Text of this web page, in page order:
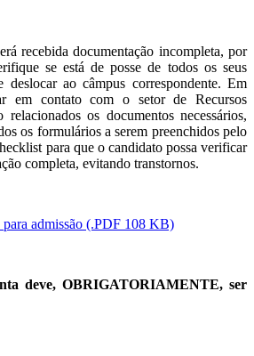
recebida documentação incompleta, por
se está de posse de todos os seus
deslocar ao câmpus correspondente. Em
em contato com o setor de Recursos
os documentos necessários,
os formulários a serem preenchidos pelo
para que o candidato possa verificar
completa, evitando transtornos.
admissão (.PDF 108 KB)
deve, OBRIGATORIAMENTE, ser